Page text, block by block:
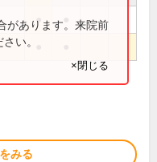
●
があります。来院前
い。
×閉じる
みる